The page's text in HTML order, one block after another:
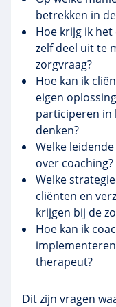
betrekken in
Hoe krijg ik
zelf deel uit te
zorgvraag?
Hoe kan ik
eigen
participeren in
denken?
Welke
over coaching?
Welke
cliënten en
krijgen bij de
Hoe kan ik
therapeut?
Dit zijn vragen